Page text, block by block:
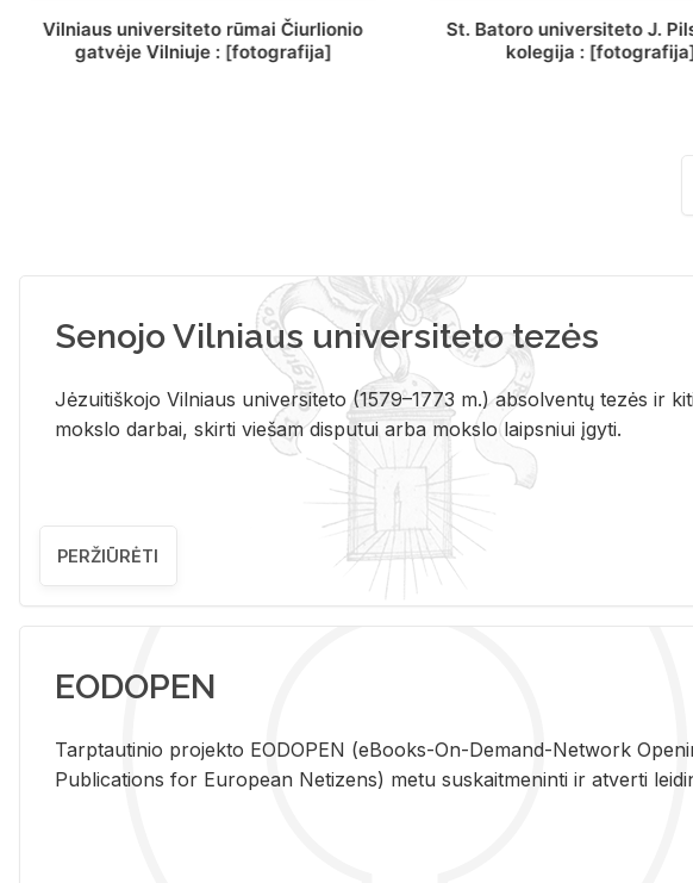
St. Batoro universiteto J. Pilsudskio
kolegija : [fotografija]
[Inventorius ir duomenys
bazilijonų vienuolyną,
Senojo Vilniaus universiteto tezės
Jėzuitiškojo Vilniaus universiteto (1579–1773 m.) absolventų tezės ir kiti
mokslo darbai, skirti viešam disputui arba mokslo laipsniui įgyti.
PERŽIŪRĖTI
EODOPEN
Tarp­tau­ti­nio pro­jek­to EO­DO­PEN (eBo­oks-On-De­mand-Ne­twork
Pub­li­ca­tions for Eu­ro­pe­an Ne­ti­zens) metu su­skait­me­nin­ti ir at­ver­ti